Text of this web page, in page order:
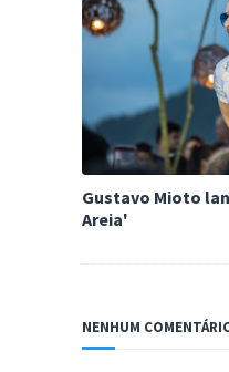
Gustavo Mioto
Areia'
NENHUM